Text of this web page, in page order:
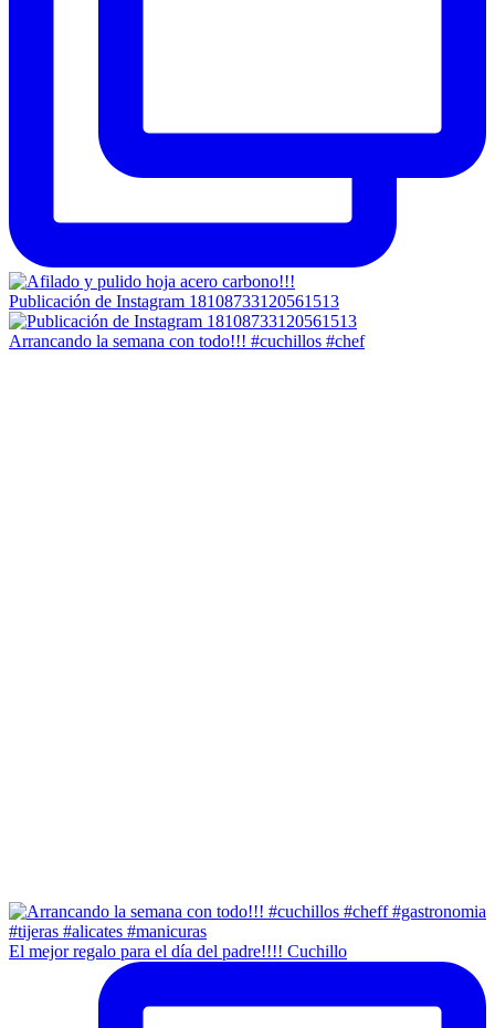
Publicación de Instagram 18108733120561513
Arrancando la semana con todo!!! #cuchillos #chef
El mejor regalo para el día del padre!!!! Cuchillo